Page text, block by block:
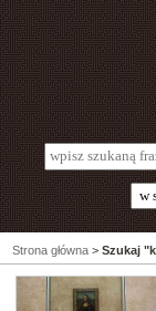
Strona główna > Szukaj